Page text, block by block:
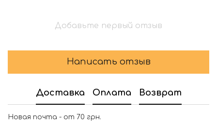
Добавьте первый отзыв
Написать отзыв
Доставка Оплата Возврат
Новая почта - от 70 грн.